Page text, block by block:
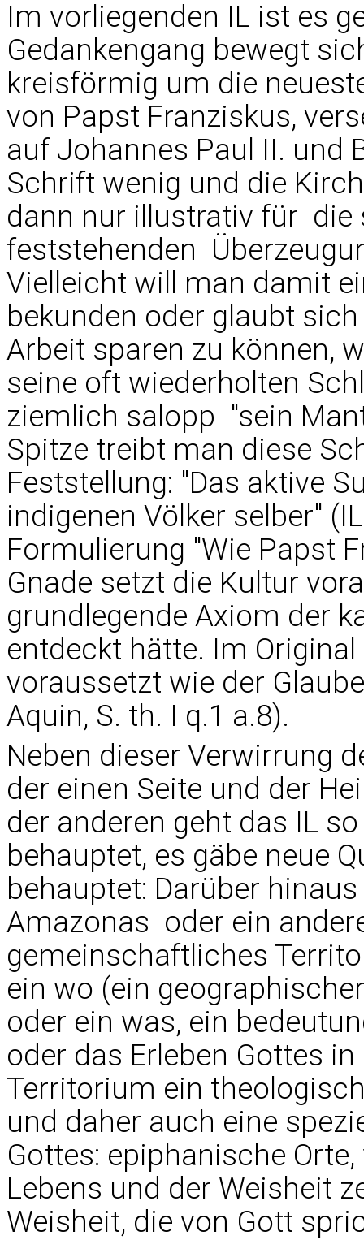
Im vorliegenden IL ist es
Gedankengang bewegt
kreisförmig um die
von Papst Franziskus,
auf Johannes Paul II. und
Schrift wenig und die
dann nur illustrativ für 
feststehenden 
Vielleicht will man damit
bekunden oder glaubt
Arbeit sparen zu können,
seine oft wiederholten
ziemlich salopp  "sein
Spitze treibt man diese
Feststellung: "Das aktive
indigenen Völker selber"
Formulierung "Wie Papst
Gnade setzt die Kultur
grundlegende Axiom der
entdeckt hätte. Im
voraussetzt wie der
Aquin, S. th. I q.1 a.8).
Neben dieser Verwirrung
der einen Seite und der
der anderen geht das IL
behauptet, es gäbe neue
behauptet: Darüber
Amazonas  oder ein
gemeinschaftliches
ein wo (ein
oder ein was, ein
oder das Erleben Gottes
Territorium ein
und daher auch eine
Gottes: epiphanische
Lebens und der Weisheit
Weisheit, die von Gott